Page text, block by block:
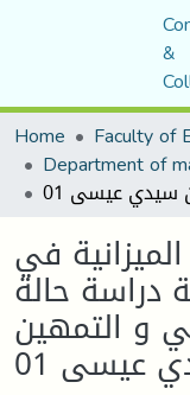
&
Home
في
دراسة حالة
و التمهين
عيسى 01